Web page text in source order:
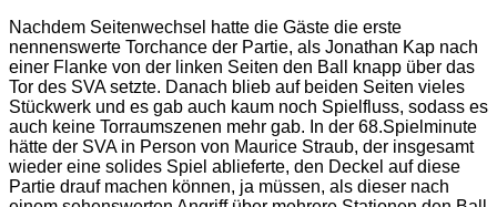
Nachdem Seitenwechsel hatte die Gäste die erste
nennenswerte Torchance der Partie, als Jonathan Kap nach
einer Flanke von der linken Seiten den Ball knapp über das
Tor des SVA setzte. Danach blieb auf beiden Seiten vieles
Stückwerk und es gab auch kaum noch Spielfluss, sodass es
auch keine Torraumszenen mehr gab. In der 68.Spielminute
hätte der SVA in Person von Maurice Straub, der insgesamt
wieder eine solides Spiel ablieferte, den Deckel auf diese
Partie drauf machen können, ja müssen, als dieser nach